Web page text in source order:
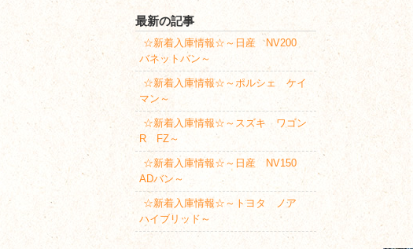
最新の記事
☆新着入庫情報☆～日産 NV200
バネットバン～
☆新着入庫情報☆～ポルシェ ケイ
マン～
☆新着入庫情報☆～スズキ ワゴン
R FZ～
☆新着入庫情報☆～日産 NV150
ADバン～
☆新着入庫情報☆～トヨタ ノア
ハイブリッド～